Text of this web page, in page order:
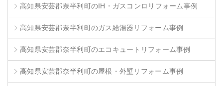
高知県安芸郡奈半利町のIH・ガスコンロリフォーム事例
高知県安芸郡奈半利町のガス給湯器リフォーム事例
高知県安芸郡奈半利町のエコキュートリフォーム事例
高知県安芸郡奈半利町の屋根・外壁リフォーム事例